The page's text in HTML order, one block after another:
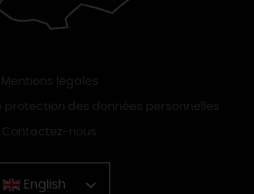
Mentions légales
protection des données personnelles
Contactez-nous
English